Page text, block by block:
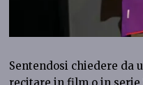
Sentendosi chiedere da